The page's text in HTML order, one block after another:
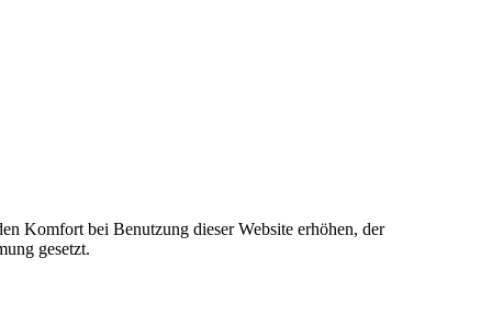
Komfort bei Benutzung dieser Website erhöhen, der
gesetzt.